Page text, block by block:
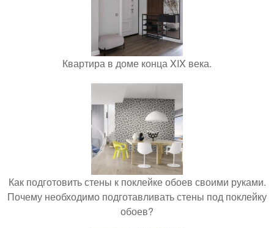
Квартира в доме конца XIX века.
Как подготовить стены к поклейке обоев своими руками.
Почему необходимо подготавливать стены под поклейку
обоев?